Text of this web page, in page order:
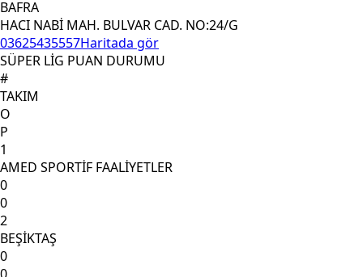
BAFRA
HACI NABİ MAH. BULVAR CAD. NO:24/G
03625435557Haritada gör
SÜPER LİG PUAN DURUMU
#
TAKIM
O
P
1
AMED SPORTİF FAALİYETLER
0
0
2
BEŞİKTAŞ
0